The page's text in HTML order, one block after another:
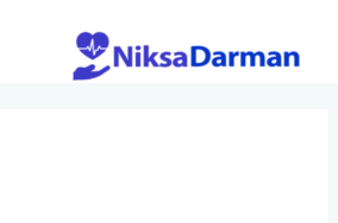
صدور آنلاین بیمه نامه